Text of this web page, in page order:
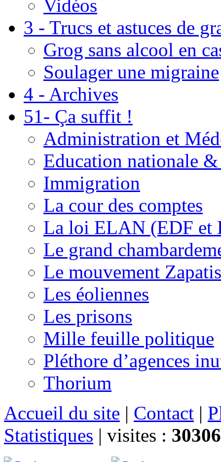
Vidéos
3 - Trucs et astuces de
Grog sans alcool en
Soulager une migraine
4 - Archives
51- Ça suffit !
Administration et
Education nationale
Immigration
La cour des comptes
La loi ELAN (EDF et
Le grand
Le mouvement
Les éoliennes
Les prisons
Mille feuille politique
Pléthore d’agences
Thorium
Accueil du site | Contact |
Statistiques | visites :